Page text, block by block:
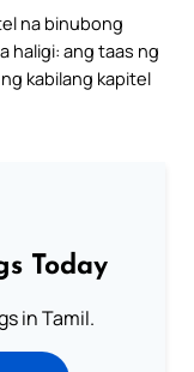
na binubong
haligi: ang taas ng
kabilang kapitel
Today
in Tamil.